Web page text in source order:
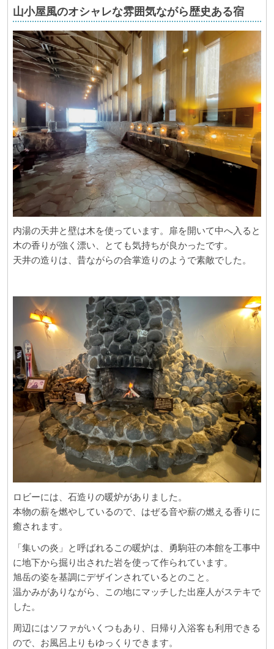
山小屋風のオシャレな雰囲気ながら歴史ある宿
内湯の天井と壁は木を使っています。扉を開いて中へ入ると
木の香りが強く漂い、とても気持ちが良かったです。
天井の造りは、昔ながらの合掌造りのようで素敵でした。
ロビーには、石造りの暖炉がありました。
本物の薪を燃やしているので、はぜる音や薪の燃える香りに
癒されます。
「集いの炎」と呼ばれるこの暖炉は、勇駒荘の本館を工事中
に地下から掘り出された岩を使って作られています。
旭岳の姿を基調にデザインされているとのこと。
温かみがありながら、この地にマッチした出座人がステキで
した。
周辺にはソファがいくつもあり、日帰り入浴客も利用できる
ので、お風呂上りもゆっくりできます。